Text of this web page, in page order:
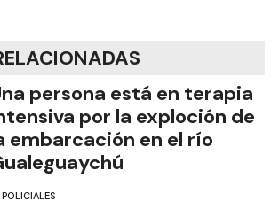
persona está en terapia
por la exploción de
embarcación en el río
POLICIALES